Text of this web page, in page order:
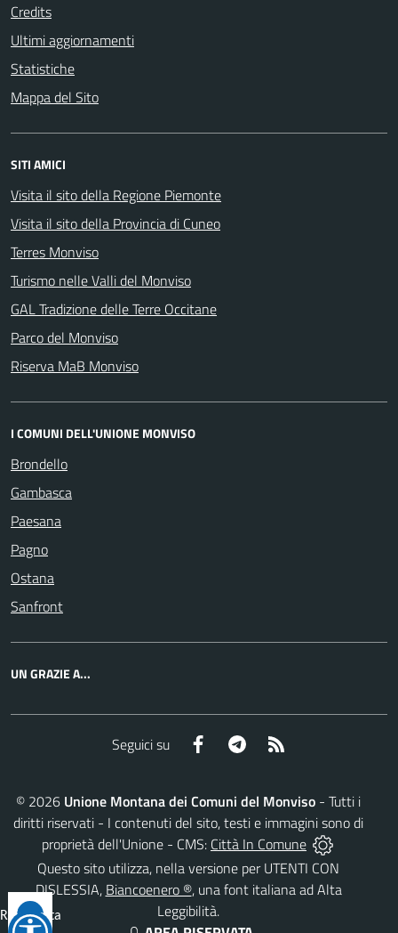
Credits
Ultimi aggiornamenti
Statistiche
Mappa del Sito
SITI AMICI
Visita il sito della Regione Piemonte
Visita il sito della Provincia di Cuneo
Terres Monviso
Turismo nelle Valli del Monviso
GAL Tradizione delle Terre Occitane
Parco del Monviso
Riserva MaB Monviso
I COMUNI DELL'UNIONE MONVISO
Brondello
Gambasca
Paesana
Pagno
Ostana
Sanfront
UN GRAZIE A...
Seguici su Facebook Telegram
© 2026 Unione Montana dei Comuni del Monviso - Tutti i
diritti riservati - I contenuti del sito, testi e immagini sono di
proprietà dell'Unione - CMS: Città In Comune
Questo sito utilizza, nella versione per UTENTI CON
DISLESSIA, Biancoenero ®, una font italiana ad Alta
Leggibilità.
Reimposta